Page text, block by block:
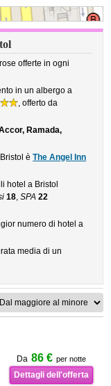
offerte in ogni
in un albergo a
, offerto da
Ramada,
èThe Angel Inn
hotel a Bristol
18,SPA 22
numero di hotel a
media di un
Da 86 € per notte
Dettagli dell'offerta